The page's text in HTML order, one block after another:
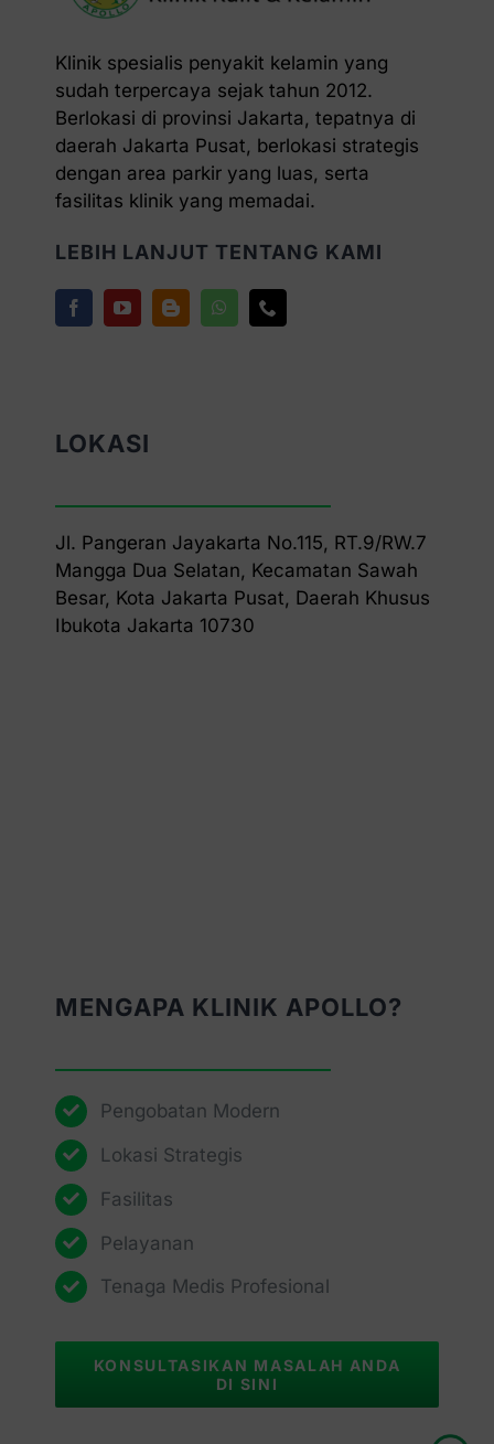
Klinik spesialis penyakit kelamin yang
sudah terpercaya sejak tahun 2012.
Berlokasi di provinsi Jakarta, tepatnya di
daerah Jakarta Pusat, berlokasi strategis
dengan area parkir yang luas, serta
fasilitas klinik yang memadai.
LEBIH LANJUT TENTANG KAMI
LOKASI
Jl. Pangeran Jayakarta No.115, RT.9/RW.7
Mangga Dua Selatan, Kecamatan Sawah
Besar, Kota Jakarta Pusat, Daerah Khusus
Ibukota Jakarta 10730
MENGAPA KLINIK APOLLO?
Pengobatan Modern
Lokasi Strategis
Fasilitas
Pelayanan
Tenaga Medis Profesional
KONSULTASIKAN MASALAH ANDA
DI SINI